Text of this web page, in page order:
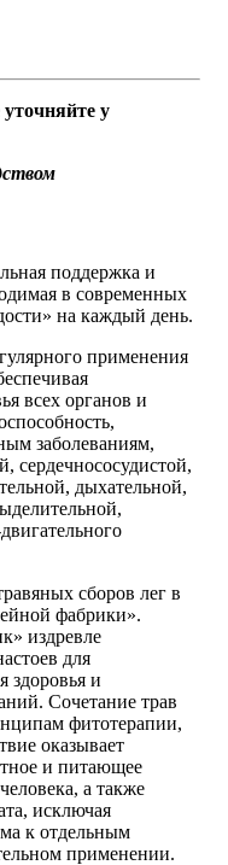
у
поддержка и
в современных
на каждый день.
применения
всех органов и
заболеваниям,
дыхательной,
сборов лег в
фабрики».
издревле
для
здоровья и
Сочетание трав
фитотерапии,
оказывает
и питающее
а также
исключая
к отдельным
применении.